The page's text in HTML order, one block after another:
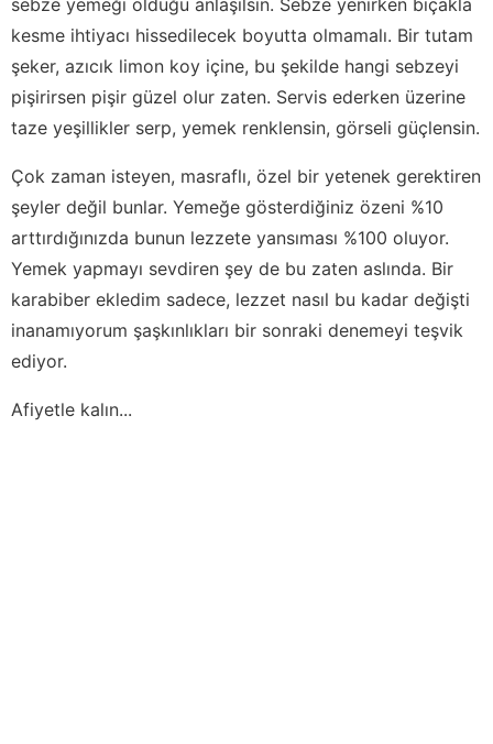
kesme ihtiyacı hissedilecek boyutta olmamalı. Bir tutam
şeker, azıcık limon koy içine, bu şekilde hangi sebzeyi
pişirirsen pişir güzel olur zaten. Servis ederken üzerine
taze yeşillikler serp, yemek renklensin, görseli güçlensin.
Çok zaman isteyen, masraflı, özel bir yetenek gerektiren
şeyler değil bunlar. Yemeğe gösterdiğiniz özeni %10
arttırdığınızda bunun lezzete yansıması %100 oluyor.
Yemek yapmayı sevdiren şey de bu zaten aslında. Bir
karabiber ekledim sadece, lezzet nasıl bu kadar değişti
inanamıyorum şaşkınlıkları bir sonraki denemeyi teşvik
ediyor.
Afiyetle kalın...